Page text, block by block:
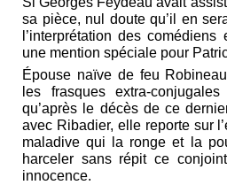
sa pièce, nul doute qu’il en
l’interprétation des
une mention spéciale pour
Épouse naïve de feu
les frasques extra-
qu’après le décès de ce
avec Ribadier, elle reporte sur
maladive qui la ronge et la
harceler sans répit ce
innocence.